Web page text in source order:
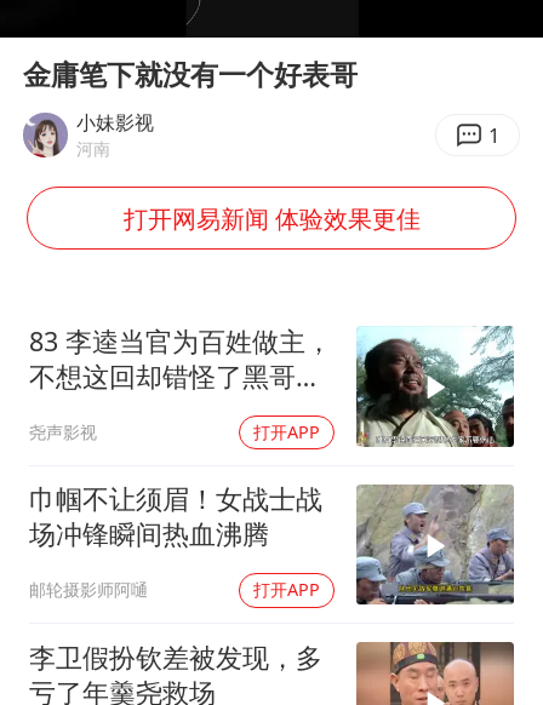
粉笔教育发布“自曝式”公开信
公司“上四休三”但要降薪1000元
国民党推出AI发言人“郑小文”
“中国蔬菜之乡”最高温达41.8℃
如何把百年大党建设得更加坚强有力？
Play
金庸笔下就没有一个好表哥
小妹影视
河南 1
打开网易新闻 体验效果更佳
83 李逵当官为百姓做主，
不想这回却错怪了黑哥要
尧声影视 打开APP
巾帼不让须眉！女战士战
场冲锋瞬间热血沸腾
邮轮摄影师阿嗵 打开APP
李卫假扮钦差被发现，多
亏了年羹尧救场